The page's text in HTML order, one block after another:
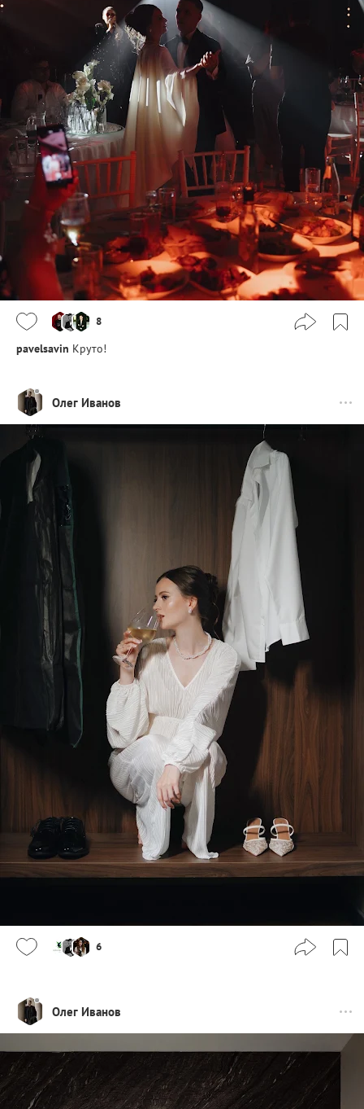
8
pavelsavin Круто!
Олег Иванов
6
Олег Иванов